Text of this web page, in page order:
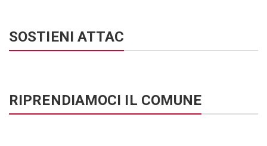
SOSTIENI ATTAC
RIPRENDIAMOCI IL COMUNE